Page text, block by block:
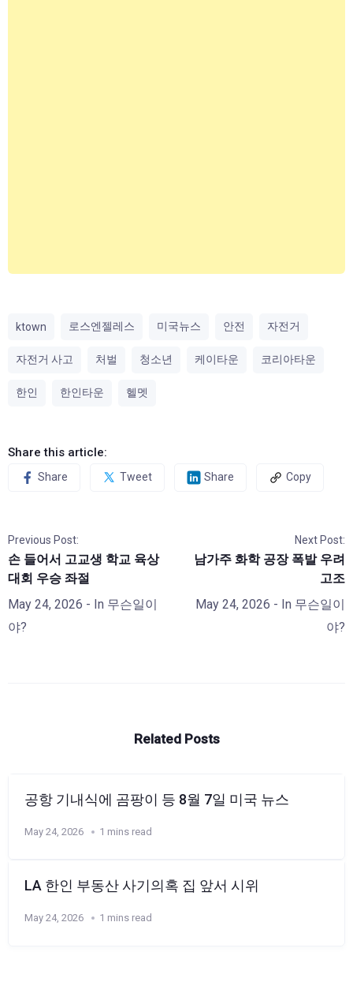
ktown 로스엔젤레스 미국뉴스 안전 자전거
자전거 사고 처벌 청소년 케이타운 코리아타운
한인 한인타운 헬멧
Share this article:
Share Tweet Share Copy
Previous Post:
손 들어서 고교생 학교 육상
대회 우승 좌절
May 24, 2026 - In 무슨일이
야?
Next Post:
남가주 화학 공장 폭발 우려
고조
May 24, 2026 - In 무슨일이
야?
Related Posts
공항 기내식에 곰팡이 등 8월 7일 미국 뉴스
May 24, 2026 1 mins read
LA 한인 부동산 사기의혹 집 앞서 시위
May 24, 2026 1 mins read